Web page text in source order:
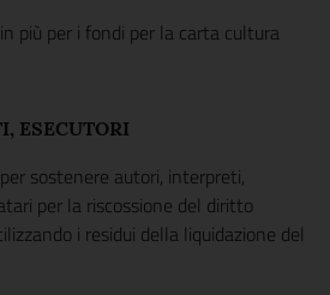
più per i fondi per la carta cultura
ESECUTORI
sostenere autori, interpreti,
per la riscossione del diritto
i residui della liquidazione del